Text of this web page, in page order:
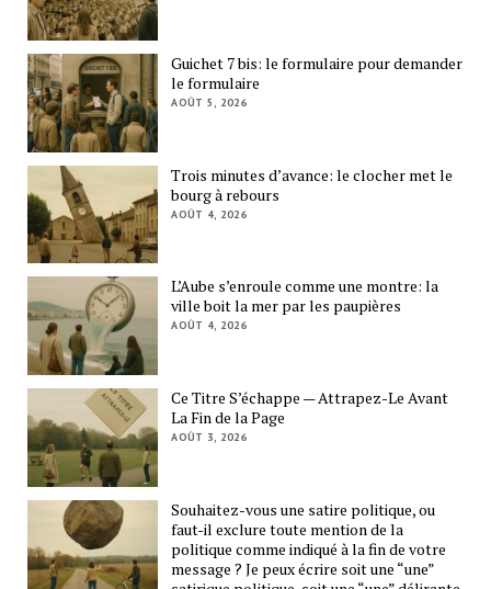
Guichet 7 bis: le formulaire pour demander
le formulaire
AOÛT 5, 2026
Trois minutes d’avance: le clocher met le
bourg à rebours
AOÛT 4, 2026
L’Aube s’enroule comme une montre: la
ville boit la mer par les paupières
AOÛT 4, 2026
Ce Titre S’échappe — Attrapez-Le Avant
La Fin de la Page
AOÛT 3, 2026
Souhaitez-vous une satire politique, ou
faut-il exclure toute mention de la
politique comme indiqué à la fin de votre
message ? Je peux écrire soit une “une”